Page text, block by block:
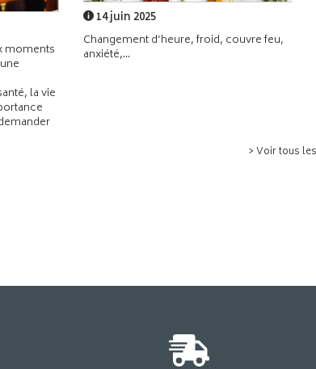
moments
la vie
14 juin 2025
Changement d’heure, froid, couvre feu,
anxiété,...
> Voir tous